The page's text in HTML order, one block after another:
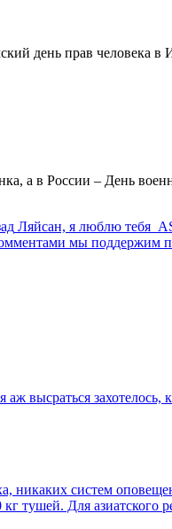
день прав
а в России – День
Ляйсан, я люблю тебя
мы поддержим
аж высраться захотелось,
никаких систем
Для азиатского